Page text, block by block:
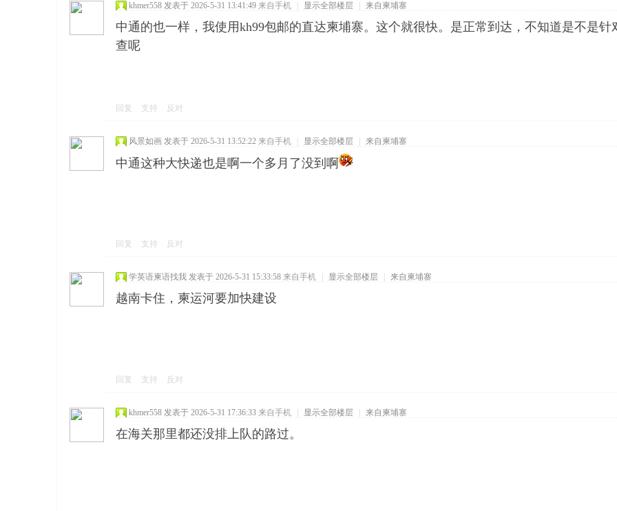
khmer558 发表于 2026-5-31 13:41:49 来自手机 显示全部楼层 来自柬埔寨
中通的也一样，我使用kh99包邮的直达柬埔寨。这个就很快。是正常到达，不知道是不是针
查呢
回复 支持 反对
风景如画 发表于 2026-5-31 13:52:22 来自手机 显示全部楼层 来自柬埔寨
中通这种大快递也是啊一个多月了没到啊
回复 支持 反对
学英语柬语找我 发表于 2026-5-31 15:33:58 来自手机 显示全部楼层 来自柬埔寨
越南卡住，柬运河要加快建设
回复 支持 反对
khmer558 发表于 2026-5-31 17:36:33 来自手机 显示全部楼层 来自柬埔寨
在海关那里都还没排上队的路过。